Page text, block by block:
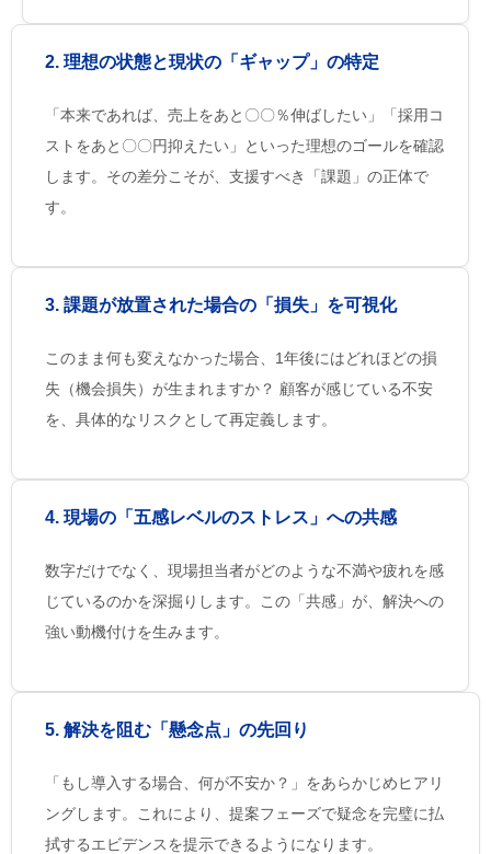
2. 理想の状態と現状の「ギャップ」の特定
「本来であれば、売上をあと〇〇％伸ばしたい」「採用コ
ストをあと〇〇円抑えたい」といった理想のゴールを確認
します。その差分こそが、支援すべき「課題」の正体で
す。
3. 課題が放置された場合の「損失」を可視化
このまま何も変えなかった場合、1年後にはどれほどの損
失（機会損失）が生まれますか？ 顧客が感じている不安
を、具体的なリスクとして再定義します。
4. 現場の「五感レベルのストレス」への共感
数字だけでなく、現場担当者がどのような不満や疲れを感
じているのかを深掘りします。この「共感」が、解決への
強い動機付けを生みます。
5. 解決を阻む「懸念点」の先回り
「もし導入する場合、何が不安か？」をあらかじめヒアリ
ングします。これにより、提案フェーズで疑念を完璧に払
拭するエビデンスを提示できるようになります。